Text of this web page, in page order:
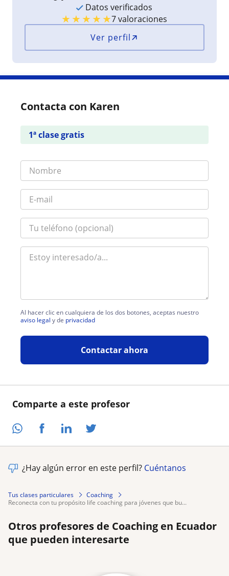
Comparte a este profesor
Datos verificados
★★★★★7 valoraciones
Ver perfil
Contacta con Karen
1ª clase gratis
Al hacer clic en cualquiera de los dos botones, aceptas nuestro
aviso legal y de privacidad
Contactar ahora
¿Hay algún error en este perfil? Cuéntanos
Tus clases particulares
Coaching
reconecta con tu propósito life coaching para jóvenes que bu...
Otros profesores de Coaching en Ecuador
que pueden interesarte